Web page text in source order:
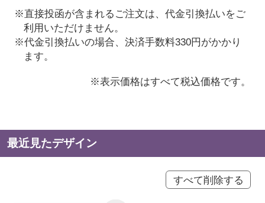
※直接投函が含まれるご注文は、代金引換払いをご
利用いただけません。
※代金引換払いの場合、決済手数料330円がかかり
ます。
※表示価格はすべて税込価格です。
最近見たデザイン
すべて削除する